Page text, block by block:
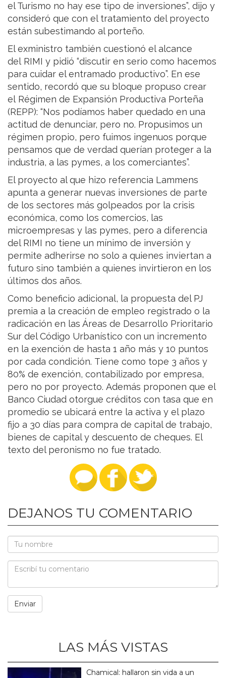
el Turismo no hay ese tipo de inversiones”, dijo y
consideró que con el tratamiento del proyecto
están subestimando al porteño.
El exministro también cuestionó el alcance
del RIMI y pidió “discutir en serio como hacemos
para cuidar el entramado productivo”. En ese
sentido, recordó que su bloque propuso crear
el Régimen de Expansión Productiva Porteña
(REPP): “Nos podíamos haber quedado en una
actitud de denunciar, pero no. Propusimos un
régimen propio, pero fuimos ingenuos porque
pensamos que de verdad querían proteger a la
industria, a las pymes, a los comerciantes”.
El proyecto al que hizo referencia Lammens
apunta a generar nuevas inversiones de parte
de los sectores más golpeados por la crisis
económica, como los comercios, las
microempresas y las pymes, pero a diferencia
del RIMI no tiene un mínimo de inversión y
permite adherirse no solo a quienes inviertan a
futuro sino también a quienes invirtieron en los
últimos dos años.
Como beneficio adicional, la propuesta del PJ
premia a la creación de empleo registrado o la
radicación en las Áreas de Desarrollo Prioritario
Sur del Código Urbanístico con un incremento
en la exención de hasta 1 año más y 10 puntos
por cada condición. Tiene como tope 3 años y
80% de exención, contabilizado por empresa,
pero no por proyecto. Además proponen que el
Banco Ciudad otorgue créditos con tasa que en
promedio se ubicará entre la activa y el plazo
fijo a 30 días para compra de capital de trabajo,
bienes de capital y descuento de cheques. El
texto del peronismo no fue tratado.
DEJANOS TU COMENTARIO
LAS MÁS VISTAS
Chamical: hallaron sin vida a un